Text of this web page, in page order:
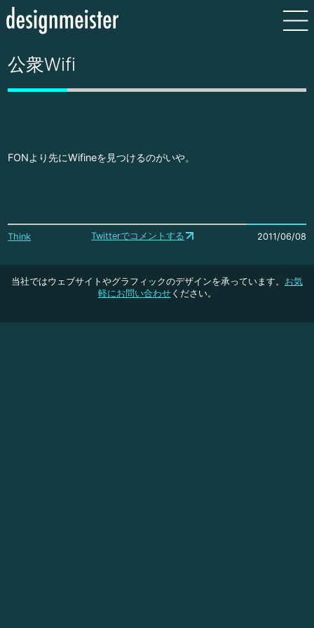
公衆Wifi
FONより先にWifineを見つけるのがいや。
Think Twitterでコメントする 2011/06/08
当社ではウェブサイトやグラフィックのデザインを承っています。 お気
軽にお問い合わせください。